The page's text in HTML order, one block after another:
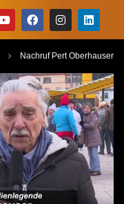
Nachruf Pert Oberhauser